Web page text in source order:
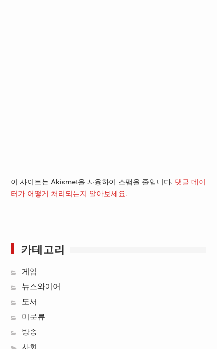
이 사이트는 Akismet을 사용하여 스팸을 줄입니다. 댓글 데이
터가 어떻게 처리되는지 알아보세요.
카테고리
게임
뉴스와이어
도서
미분류
방송
사회